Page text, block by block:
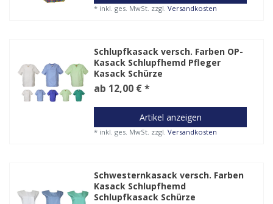
* inkl. ges. MwSt. zzgl.Versandkosten
Schlupfkasack versch. Farben OP-
Kasack Schlupfhemd Pfleger
Kasack Schürze
ab 12,00 € *
Artikel anzeigen
* inkl. ges. MwSt. zzgl.Versandkosten
Schwesternkasack versch. Farben
Kasack Schlupfhemd
Schlupfkasack Schürze